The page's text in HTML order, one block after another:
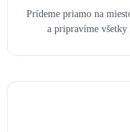
Prídeme priamo na
a pripravíme všetky